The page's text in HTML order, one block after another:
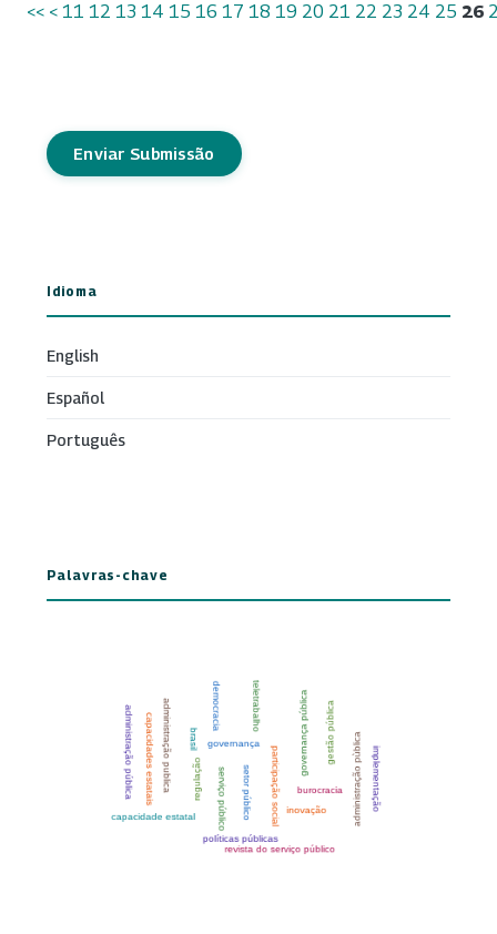
<< < 11 12 13 14 15 16 17 18 19 20 21 22 23 24 25 26
Enviar Submissão
Idioma
English
Español
Português
Palavras-chave